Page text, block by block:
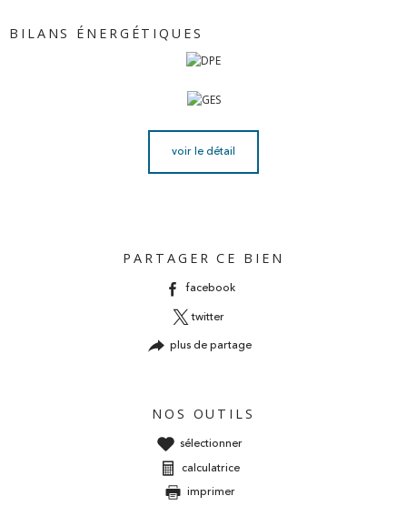
BILANS ÉNERGÉTIQUES
voir le détail
PARTAGER CE BIEN
facebook
twitter
plus de partage
NOS OUTILS
sélectionner
calculatrice
imprimer